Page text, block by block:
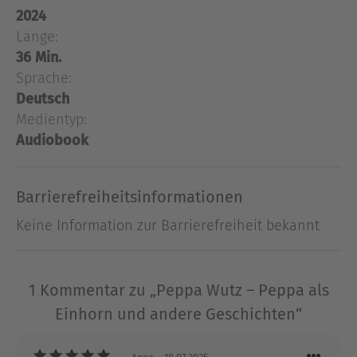
Einhorn, verkleiden sich als Dinosaurier und
erleben viele andere märchenhafte Abenteuer.
Über Sabine Wagner
Schon vor der Geburt meiner Tochter habe ich
Kurzgeschichten und Gedichte geschrieben.
Seitdem meine Tochter auf der Welt ist, hat sich
leben.
2024
Länge:
36 Min.
Sprache:
Deutsch
Medientyp:
Audiobook
Barrierefreiheitsinformationen
Keine Information zur Barrierefreiheit bekannt
1 Kommentar zu „Peppa Wutz – Peppa als
Einhorn und andere Geschichten“